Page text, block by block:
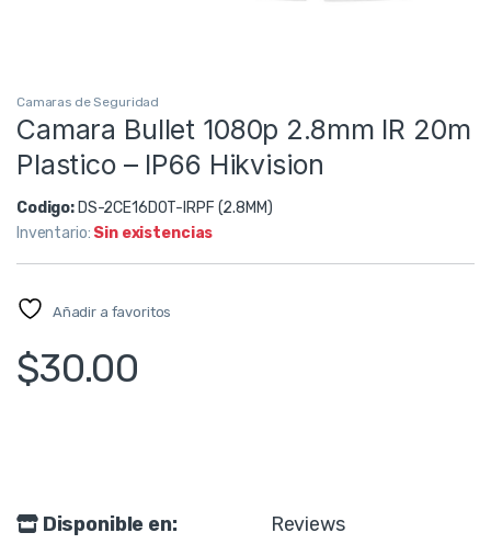
Camaras de Seguridad
Camara Bullet 1080p 2.8mm IR 20m
Plastico – IP66 Hikvision
Codigo: DS-2CE16D0T-IRPF (2.8MM)
Inventario: Sin existencias
Añadir a favoritos
$30.00
Disponible en: Reviews